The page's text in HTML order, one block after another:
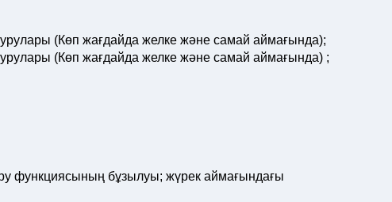
(Көп жағдайда желке және самай аймағында);
(Көп жағдайда желке және самай аймағында) ;
функциясының бұзылуы; жүрек аймағындағы